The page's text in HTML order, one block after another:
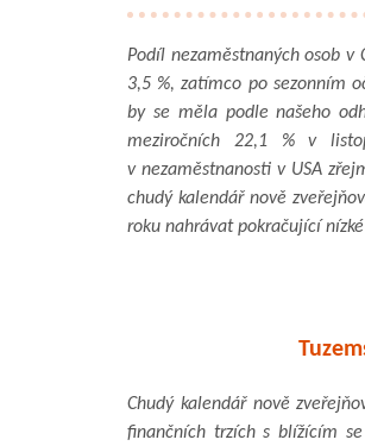
Podíl nezaměstnaných osob v
3,5 %, zatímco po sezonním
by se měla podle našeho
meziročních 22,1 % v
v nezaměstnanosti v USA
chudý kalendář nově
roku nahrávat pokračující
Chudý kalendář nově
finančních trzích s blížícím